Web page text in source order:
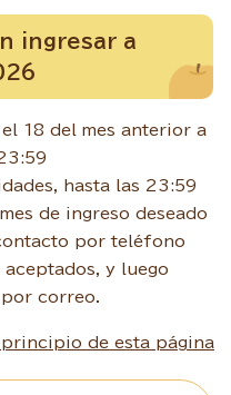
ingresar a
18 del mes anterior a
hasta las 23:59
de ingreso deseado
por teléfono
y luego
correo.
de esta página